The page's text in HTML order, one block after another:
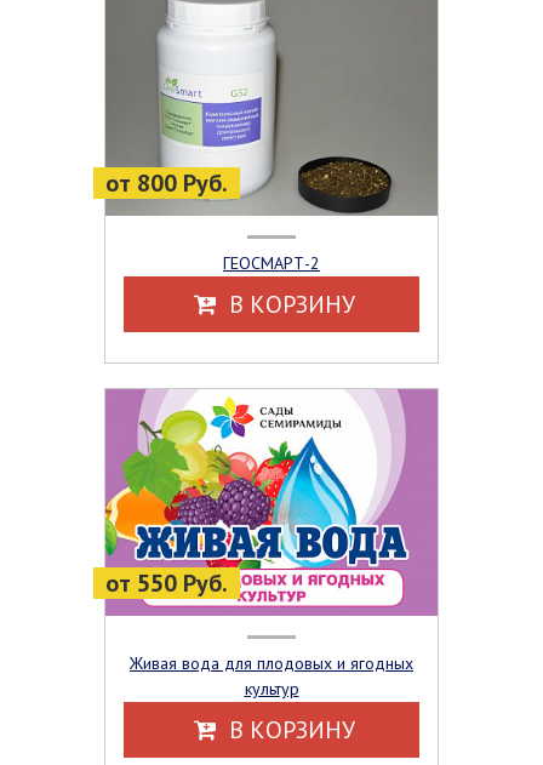
от 800 Руб.
ГЕОСМАРТ-2
В КОРЗИНУ
от 550 Руб.
Живая вода для плодовых и ягодных
культур
В КОРЗИНУ